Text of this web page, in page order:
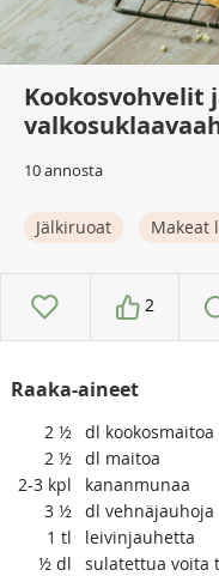
Kookosvohvelit
10 annosta
Jälkiruoat Makeat
2
Raaka-aineet
2 ½ dl kookosmaitoa
2 ½ dl maitoa
2-3 kpl
kananmunaa
3 ½ dl vehnäjauhoja
1 tl
leivinjauhetta
½ dl
sulatettua voita